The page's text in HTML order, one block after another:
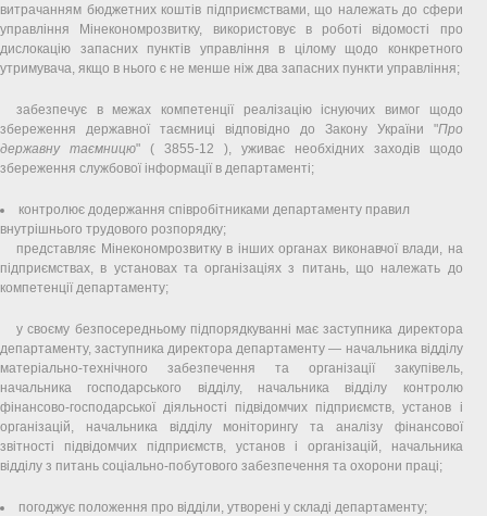
витрачанням бюджетних коштів підприємствами, що належать до сфери
управління Мінекономрозвитку, використовує в роботі відомості про
дислокацію запасних пунктів управління в цілому щодо конкретного
утримувача, якщо в нього є не менше ніж два запасних пункти управління;
забезпечує в межах компетенції реалізацію існуючих вимог щодо
збереження державної таємниці відповідно до Закону України "Про
державну таємницю" ( 3855-12 ), уживає необхідних заходів щодо
збереження службової інформації в департаменті;
контролює додержання співробітниками департаменту правил
внутрішнього трудового розпорядку;
представляє Мінекономрозвитку в інших органах виконавчої влади, на
підприємствах, в установах та організаціях з питань, що належать до
компетенції департаменту;
у своєму безпосередньому підпорядкуванні має заступника директора
департаменту, заступника директора департаменту — начальника відділу
матеріально-технічного забезпечення та організації закупівель,
начальника господарського відділу, начальника відділу контролю
фінансово-господарської діяльності підвідомчих підприємств, установ і
організацій, начальника відділу моніторингу та аналізу фінансової
звітності підвідомчих підприємств, установ і організацій, начальника
відділу з питань соціально-побутового забезпечення та охорони праці;
погоджує положення про відділи, утворені у складі департаменту;